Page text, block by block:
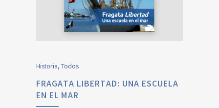
Historia, Todos
FRAGATA LIBERTAD: UNA ESCUELA
EN EL MAR